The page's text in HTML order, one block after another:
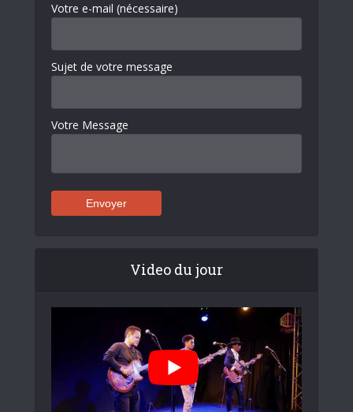
Votre e-mail (nécessaire)
Sujet de votre message
Votre Message
Video du jour